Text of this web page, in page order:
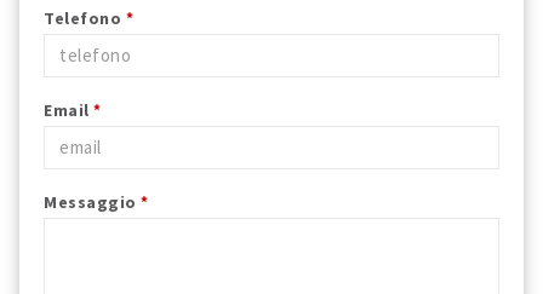
Telefono *
Email *
Messaggio *